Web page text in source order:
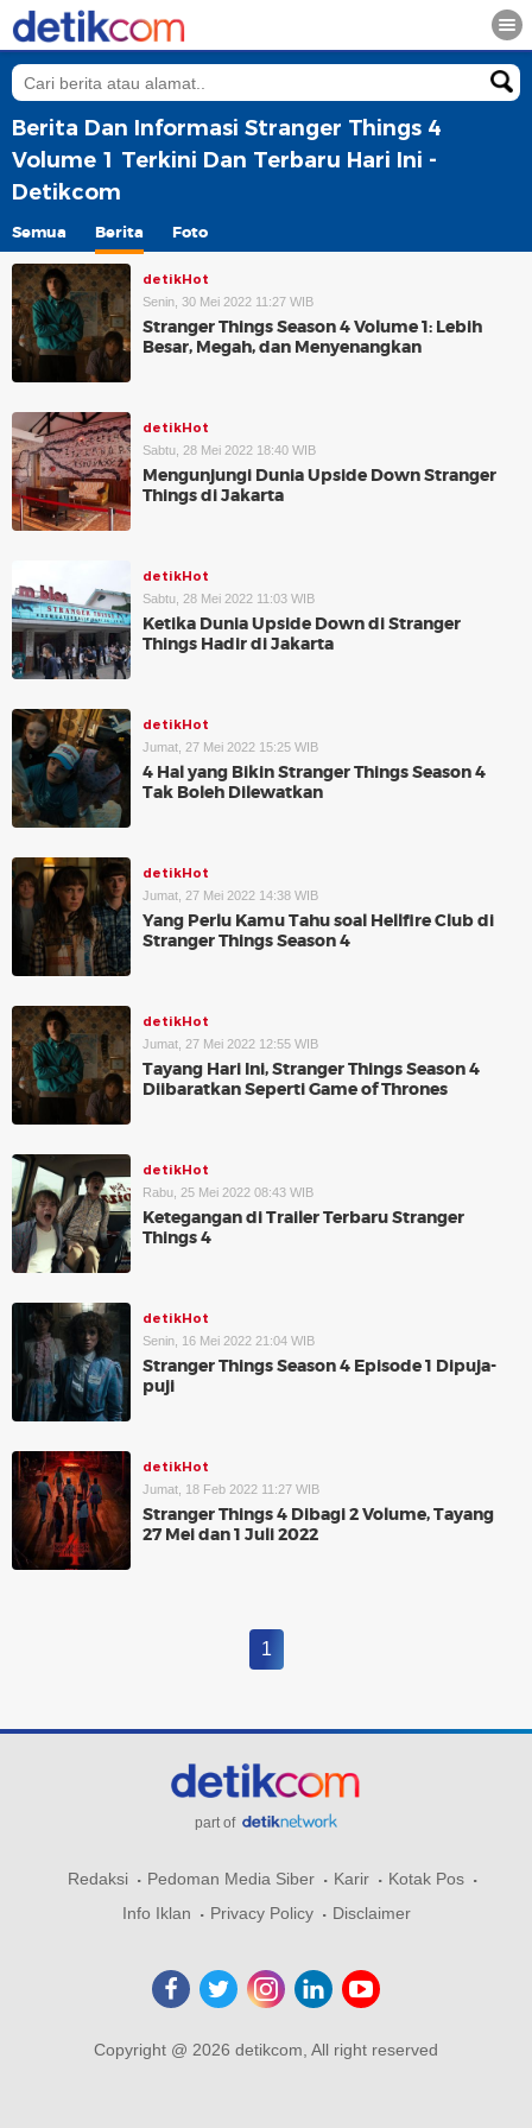
Berita Dan Informasi Stranger Things 4
Volume 1 Terkini Dan Terbaru Hari Ini -
Detikcom
Semua Berita Foto
detikHot
Senin, 30 Mei 2022 11:27 WIB
Stranger Things Season 4 Volume 1: Lebih
Besar, Megah, dan Menyenangkan
detikHot
Sabtu, 28 Mei 2022 18:40 WIB
Mengunjungi Dunia Upside Down Stranger
Things di Jakarta
detikHot
Sabtu, 28 Mei 2022 11:03 WIB
Ketika Dunia Upside Down di Stranger
Things Hadir di Jakarta
detikHot
Jumat, 27 Mei 2022 15:25 WIB
4 Hal yang Bikin Stranger Things Season 4
Tak Boleh Dilewatkan
detikHot
Jumat, 27 Mei 2022 14:38 WIB
Yang Perlu Kamu Tahu soal Hellfire Club di
Stranger Things Season 4
detikHot
Jumat, 27 Mei 2022 12:55 WIB
Tayang Hari Ini, Stranger Things Season 4
Diibaratkan Seperti Game of Thrones
detikHot
Rabu, 25 Mei 2022 08:43 WIB
Ketegangan di Trailer Terbaru Stranger
Things 4
detikHot
Senin, 16 Mei 2022 21:04 WIB
Stranger Things Season 4 Episode 1 Dipuja-
puji
detikHot
Jumat, 18 Feb 2022 11:27 WIB
Stranger Things 4 Dibagi 2 Volume, Tayang
27 Mei dan 1 Juli 2022
1
part of
Redaksi Pedoman Media Siber Karir
Kotak Pos
Info Iklan
Privacy Policy Disclaimer
Copyright @ 2026 detikcom, All right reserved